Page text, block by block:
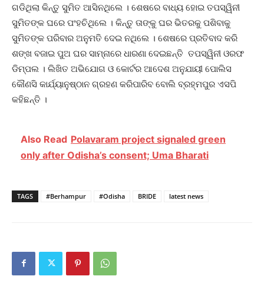
ଗଡିଥିଲା କିନ୍ତୁ ସୁମିତ ଆସିନଥିଲେ । ଶେଷରେ ବାଧ୍ୟ ହୋଇ ତପସ୍ୱିନୀ
ସୁମିତଙ୍କ ଘରେ ପଂହଚିଥିଲେ । କିନ୍ତୁ ତାଙ୍କୁ ଘର ଭିତରକୁ ପଶିବାକୁ
ସୁମିତଙ୍କ ପରିବାର ଅନୁମତି ଦେଇ ନଥିଲେ । ଶେଷରେ ପ୍ରତିବାଦ କରି
ଶଙ୍ଖ ବଜାଇ ପୁଅ ଘର ସାମ୍ନାରେ ଧାରଣା ଦେଇଛନ୍ତି ତପସ୍ୱିନୀ ଓରଫ
ଡିମ୍ପଲ । ଲିଖିତ ଅଭିଯୋଗ ଓ କୋର୍ଟର ଆଦେଶ ଅନୁଯାୟୀ ପୋଲିସ
କୌଣସି କାର୍ଯ୍ୟାନୁଷ୍ଠାନ ଗ୍ରହଣ କରିପାରିବ ବୋଲି ବ୍ରହ୍ମପୁର ଏସପି
କହିଛନ୍ତି ।
Also Read Polavaram project signaled green
only after Odisha’s consent; Uma Bharati
TAGS #Berhampur #Odisha BRIDE latest news